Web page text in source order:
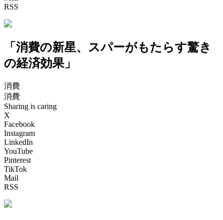
RSS
「消費の新星、スパーがもたらす驚き
の経済効果」
消費
消費
Sharing is caring
X
Facebook
Instagram
LinkedIn
YouTube
Pinterest
TikTok
Mail
RSS